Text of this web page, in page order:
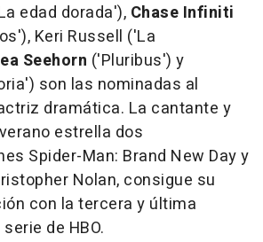
edad dorada'), Chase Infiniti
Keri Russell ('La
Seehorn ('Pluribus') y
son las nominadas al
dramática. La cantante y
estrella dos
Spider-Man: Brand New Day y
Nolan, consigue su
con la tercera y última
de HBO.